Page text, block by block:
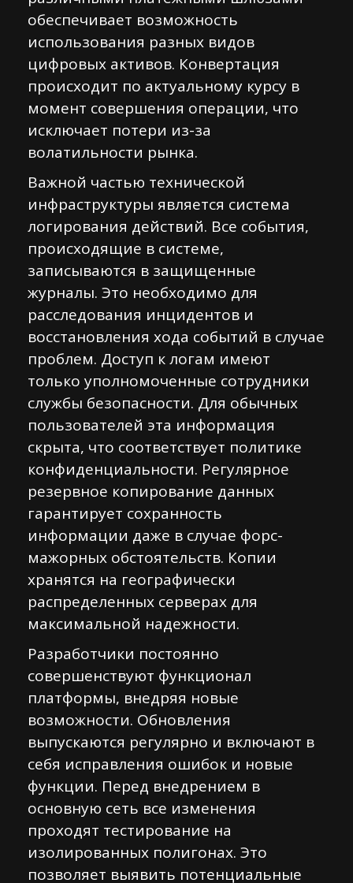
обеспечивает возможность
использования разных видов
цифровых активов. Конвертация
происходит по актуальному курсу в
момент совершения операции, что
исключает потери из-за
волатильности рынка.
Важной частью технической
инфраструктуры является система
логирования действий. Все события,
происходящие в системе,
записываются в защищенные
журналы. Это необходимо для
расследования инцидентов и
восстановления хода событий в случае
проблем. Доступ к логам имеют
только уполномоченные сотрудники
службы безопасности. Для обычных
пользователей эта информация
скрыта, что соответствует политике
конфиденциальности. Регулярное
резервное копирование данных
гарантирует сохранность
информации даже в случае форс-
мажорных обстоятельств. Копии
хранятся на географически
распределенных серверах для
максимальной надежности.
Разработчики постоянно
совершенствуют функционал
платформы, внедряя новые
возможности. Обновления
выпускаются регулярно и включают в
себя исправления ошибок и новые
функции. Перед внедрением в
основную сеть все изменения
проходят тестирование на
изолированных полигонах. Это
позволяет выявить потенциальные